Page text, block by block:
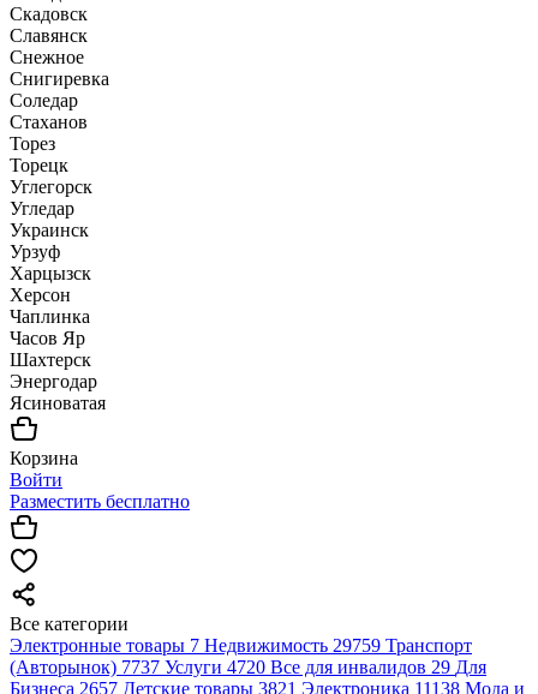
Скадовск
Славянск
Снежное
Снигиревка
Соледар
Стаханов
Торез
Торецк
Углегорск
Угледар
Украинск
Урзуф
Харцызск
Херсон
Чаплинка
Часов Яр
Шахтерск
Энергодар
Ясиноватая
Корзина
Войти
Разместить бесплатно
Все категории
Электронные товары 7 Недвижимость 29759 Транспорт
(Авторынок) 7737 Услуги 4720 Все для инвалидов 29 Для
Бизнеса 2657 Детские товары 3821 Электроника 11138 Мода и